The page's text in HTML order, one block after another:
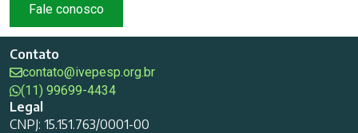
Fale conosco
Contato
contato@ivepesp.org.br
(11) 99699-4434
Legal
CNPJ: 15.151.763/0001-00